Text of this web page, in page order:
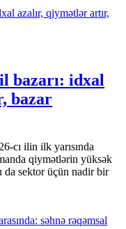
bazarı: idxal
bazar
cı ilin ilk yarısında
qiymətlərin yüksək
da sektor üçün nadir bir